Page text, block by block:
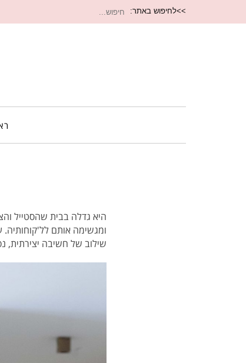
>>לחיפוש באתר: חיפוש
היא גדלה בבית שהסטייל
ומגשימה אותם
שילוב של חשיבה יצירתית,